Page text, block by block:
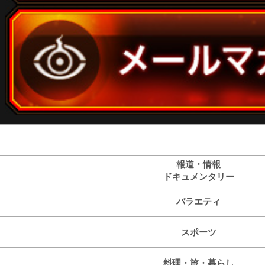
報道・情報
ドキュメンタリー
バラエティ
スポーツ